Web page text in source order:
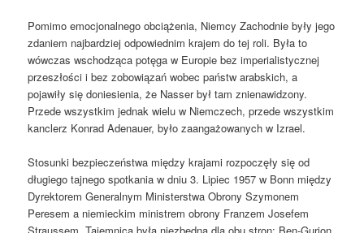
Pomimo emocjonalnego obciążenia, Niemcy Zachodnie były jego
zdaniem najbardziej odpowiednim krajem do tej roli. Była to
wówczas wschodząca potęga w Europie bez imperialistycznej
przeszłości i bez zobowiązań wobec państw arabskich, a
pojawiły się doniesienia, że Nasser był tam znienawidzony.
Przede wszystkim jednak wielu w Niemczech, przede wszystkim
kanclerz Konrad Adenauer, było zaangażowanych w Izrael.
Stosunki bezpieczeństwa między krajami rozpoczęły się od
długiego tajnego spotkania w dniu 3. Lipiec 1957 w Bonn między
Dyrektorem Generalnym Ministerstwa Obrony Szymonem
Peresem a niemieckim ministrem obrony Franzem Josefem